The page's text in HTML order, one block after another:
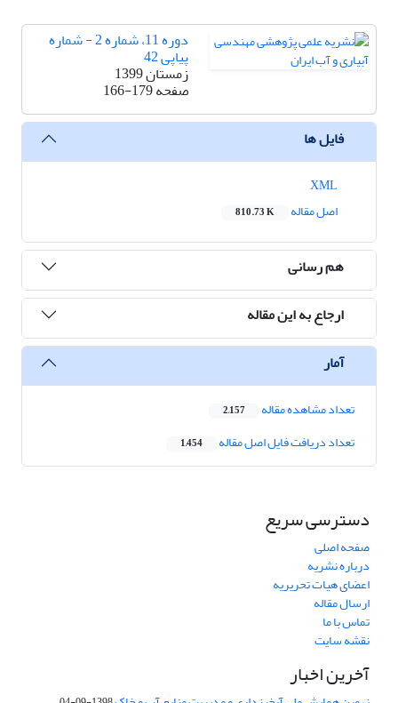
دوره 11، شماره 2 - شماره
پیاپی 42
زمستان 1399
صفحه166-179
فایل ها
اصل مقاله
810.73 K
هم رسانی
ارجاع به این مقاله
آمار
تعداد مشاهده مقاله 2,157
تعداد دریافت فایل اصل مقاله 1,454
دسترسی سریع
صفحه اصلی
درباره نشریه
اعضای هیات تحریریه
ارسال مقاله
تماس با ما
نقشه سایت
آخرین اخبار